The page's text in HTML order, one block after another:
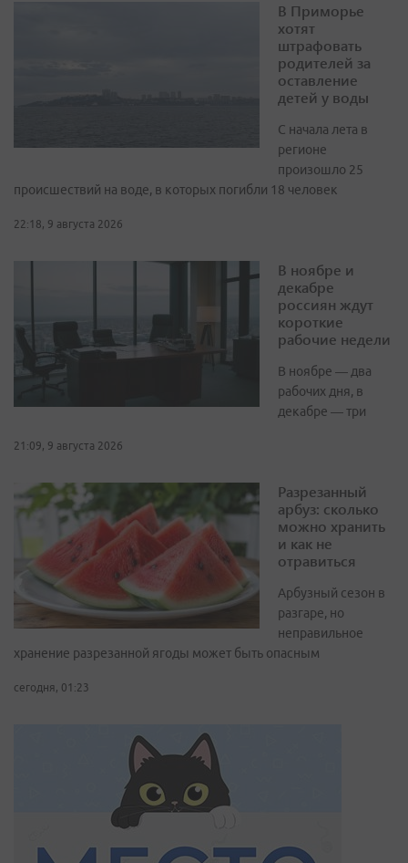
В Приморье
хотят
штрафовать
родителей за
оставление
детей у воды
С начала лета в
регионе
произошло 25
происшествий на воде, в которых погибли 18 человек
22:18, 9 августа 2026
В ноябре и
декабре
россиян ждут
короткие
рабочие недели
В ноябре — два
рабочих дня, в
декабре — три
21:09, 9 августа 2026
Разрезанный
арбуз: сколько
можно хранить
и как не
отравиться
Арбузный сезон в
разгаре, но
неправильное
хранение разрезанной ягоды может быть опасным
сегодня, 01:23